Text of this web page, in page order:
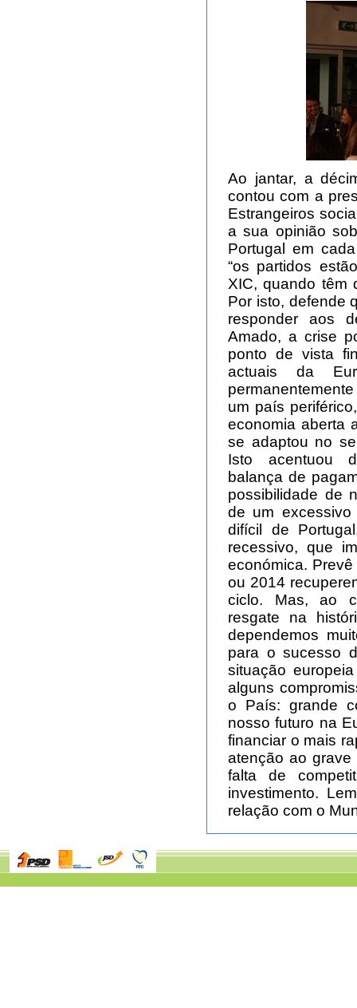
Ao jantar, a
contou com a
Estrangeiros
a sua opinião
Portugal em
“os partidos
XIC, quando têm
Por isto, defende
responder aos
Amado, a crise
ponto de vista
actuais da
um país
economia aberta
se adaptou no
Isto acentuou
balança de
possibilidade de
de um excessivo
difícil de
recessivo, que
económica.
ou 2014
ciclo. Mas, ao
resgate na
dependemos
para o sucesso
situação
alguns
o País: grande
nosso futuro na
financiar o mais
atenção ao
falta de
investimento.
relação com o